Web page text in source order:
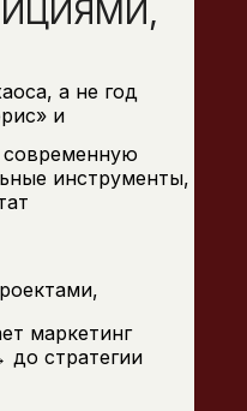
а не год
и
инструменты,
маркетинг
стратегии